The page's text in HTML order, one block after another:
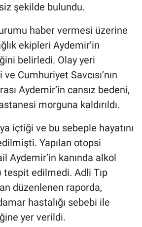
şekilde bulundu.
haber vermesi üzerine
ekipleri Aydemir’in
belirledi. Olay yeri
Cumhuriyet Savcısı’nın
Aydemir’in cansız bedeni,
morguna kaldırıldı.
içtiği ve bu sebeple hayatını
Yapılan otopsi
Aydemir’in kanında alkol
edilmedi. Adli Tıp
düzenlenen raporda,
hastalığı sebebi ile
yer verildi.